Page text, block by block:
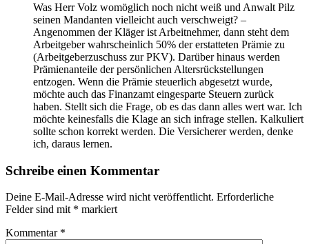
Was Herr Volz womöglich noch nicht weiß und Anwalt Pilz
seinen Mandanten vielleicht auch verschweigt? –
Angenommen der Kläger ist Arbeitnehmer, dann steht dem
Arbeitgeber wahrscheinlich 50% der erstatteten Prämie zu
(Arbeitgeberzuschuss zur PKV). Darüber hinaus werden
Prämienanteile der persönlichen Altersrückstellungen
entzogen. Wenn die Prämie steuerlich abgesetzt wurde,
möchte auch das Finanzamt eingesparte Steuern zurück
haben. Stellt sich die Frage, ob es das dann alles wert war. Ich
möchte keinesfalls die Klage an sich infrage stellen. Kalkuliert
sollte schon korrekt werden. Die Versicherer werden, denke
ich, daraus lernen.
Schreibe einen Kommentar
Deine E-Mail-Adresse wird nicht veröffentlicht. Erforderliche
Felder sind mit * markiert
Kommentar *